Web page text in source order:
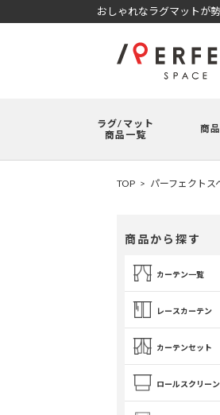
おしゃれなラグマットが
ラグ/マット
商品一覧
商
TOP パーフェクトス
商品から探す
カーテン一覧
レースカーテン
カーテンセット
ロールスクリーン